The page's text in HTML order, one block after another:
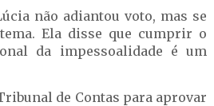
não adiantou voto, mas se
Ela disse que cumprir o
da impessoalidade é um
de Contas para aprovar